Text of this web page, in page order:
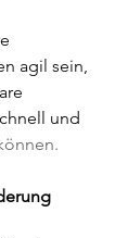
agil sein,
und